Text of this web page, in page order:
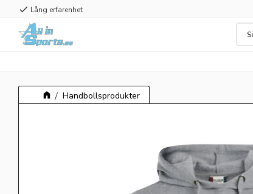
check Lång erfarenhet
Handbollsprodukter